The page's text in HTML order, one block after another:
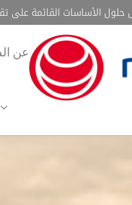
الأساسات القائمة على
عن